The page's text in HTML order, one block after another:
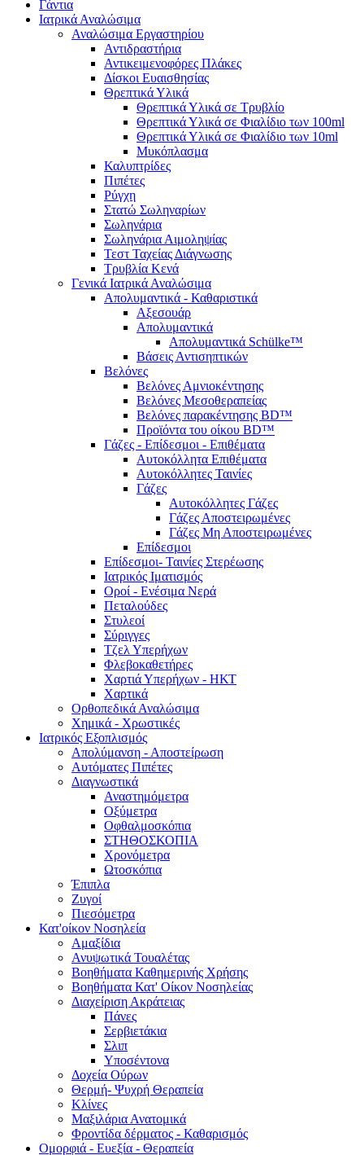
Γάντια
Ιατρικά Αναλώσιμα
Αναλώσιμα Εργαστηρίου
Αντιδραστήρια
Αντικειμενοφόρες Πλάκες
Δίσκοι Ευαισθησίας
Θρεπτικά Υλικά
Θρεπτικά Υλικά σε Τρυβλίο
Θρεπτικά Υλικά σε Φιαλίδιο των 100ml
Θρεπτικά Υλικά σε Φιαλίδιο των 10ml
Μυκόπλασμα
Καλυπτρίδες
Πιπέτες
Ρύγχη
Στατώ Σωληναρίων
Σωληνάρια
Σωληνάρια Αιμοληψίας
Τεστ Ταχείας Διάγνωσης
Τρυβλία Κενά
Γενικά Ιατρικά Αναλώσιμα
Απολυμαντικά - Καθαριστικά
Αξεσουάρ
Απολυμαντικά
Απολυμαντικά Schülke™
Βάσεις Αντισηπτικών
Βελόνες
Βελόνες Αμνιοκέντησης
Βελόνες Μεσοθεραπείας
Βελόνες παρακέντησης BD™
Προϊόντα του οίκου BD™
Γάζες - Επίδεσμοι - Επιθέματα
Αυτοκόλλητα Επιθέματα
Αυτοκόλλητες Ταινίες
Γάζες
Αυτοκόλλητες Γάζες
Γάζες Αποστειρωμένες
Γάζες Μη Αποστειρωμένες
Επίδεσμοι
Επίδεσμοι- Ταινίες Στερέωσης
Ιατρικός Ιματισμός
Οροί - Ενέσιμα Νερά
Πεταλούδες
Στυλεοί
Σύριγγες
Τζελ Υπερήχων
Φλεβοκαθετήρες
Χαρτιά Υπερήχων - ΗΚΤ
Χαρτικά
Ορθοπεδικά Αναλώσιμα
Χημικά - Χρωστικές
Ιατρικός Εξοπλισμός
Απολύμανση - Αποστείρωση
Αυτόματες Πιπέτες
Διαγνωστικά
Αναστημόμετρα
Οξύμετρα
Οφθαλμοσκόπια
ΣΤΗΘΟΣΚΟΠΙΑ
Χρονόμετρα
Ωτοσκόπια
Έπιπλα
Ζυγοί
Πιεσόμετρα
Κατ'οίκον Νοσηλεία
Αμαξίδια
Ανυψωτικά Τουαλέτας
Βοηθήματα Καθημερινής Χρήσης
Βοηθήματα Κατ' Οίκον Νοσηλείας
Διαχείριση Ακράτειας
Πάνες
Σερβιετάκια
Σλιπ
Υποσέντονα
Δοχεία Ούρων
Θερμή- Ψυχρή Θεραπεία
Κλίνες
Μαξιλάρια Ανατομικά
Φροντίδα δέρματος - Καθαρισμός
Ομορφιά - Ευεξία - Θεραπεία